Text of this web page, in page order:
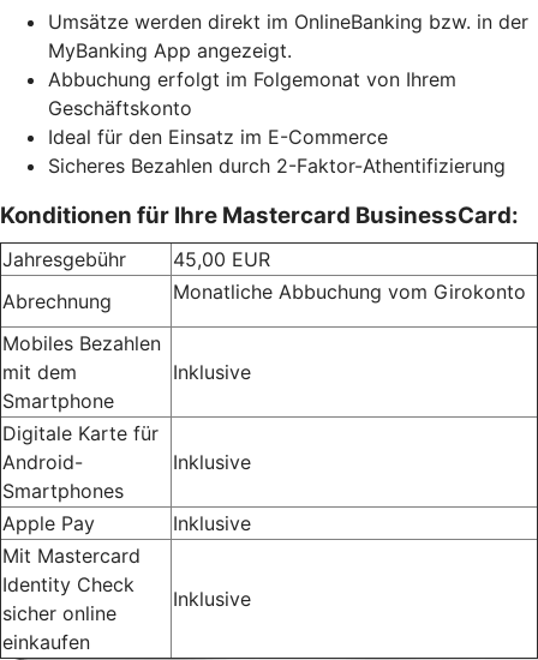
Umsätze werden direkt im OnlineBanking bzw. in der
MyBanking App angezeigt.
Abbuchung erfolgt im Folgemonat von Ihrem
Geschäftskonto
Ideal für den Einsatz im E-Commerce
Sicheres Bezahlen durch 2-Faktor-Athentifizierung
Konditionen für Ihre Mastercard BusinessCard:
Jahresgebühr
45,00 EUR
Abrechnung
Monatliche Abbuchung vom Girokonto
Mobiles Bezahlen
mit dem
Smartphone
Inklusive
Digitale Karte für
Android-
Smartphones
Inklusive
Apple Pay
Inklusive
Mit Mastercard
Identity Check
sicher online
einkaufen
Inklusive